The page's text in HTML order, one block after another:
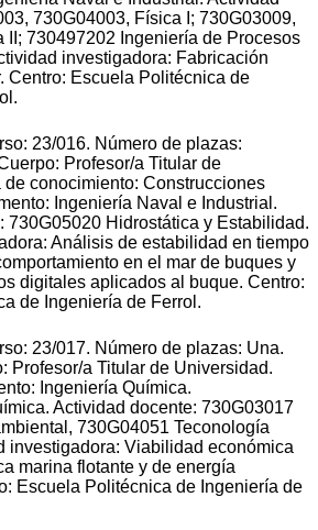
730G04003, Física I; 730G03009,
II; 730497202 Ingeniería de Procesos
investigadora: Fabricación
Centro: Escuela Politécnica de
23/016. Número de plazas:
Profesor/a Titular de
conocimiento: Construcciones
Ingeniería Naval e Industrial.
730G05020 Hidrostática y Estabilidad.
Análisis de estabilidad en tiempo
en el mar de buques y
digitales aplicados al buque. Centro:
de Ingeniería de Ferrol.
23/017. Número de plazas: Una.
Profesor/a Titular de Universidad.
Ingeniería Química.
Actividad docente: 730G03017
730G04051 Teconología
investigadora: Viabilidad económica
marina flotante y de energía
Escuela Politécnica de Ingeniería de